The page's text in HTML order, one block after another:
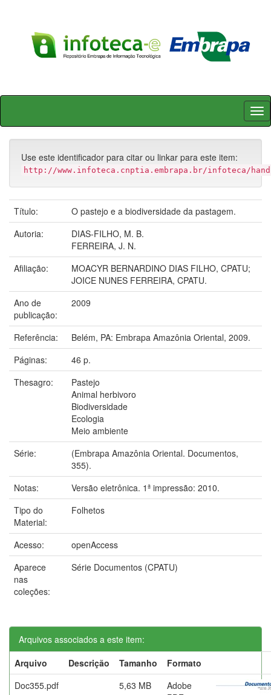
Skip
Use este identificador para citar ou linkar para este item:
http://www.infoteca.cnptia.embrapa.br/infoteca/
Título:
O pastejo e a biodiversidade da pastagem.
Autoria:
DIAS-FILHO, M. B.
FERREIRA, J. N.
Afiliação:
MOACYR BERNARDINO DIAS FILHO, CPATU;
JOICE NUNES FERREIRA, CPATU.
Ano de
publicação:
2009
Referência:
Belém, PA: Embrapa Amazônia Oriental, 2009.
Páginas:
46 p.
Thesagro:
Pastejo
Animal herbivoro
Biodiversidade
Ecologia
Meio ambiente
Série:
(Embrapa Amazônia Oriental. Documentos,
355).
Notas:
Versão eletrônica. 1ª impressão: 2010.
Tipo do
Material:
Folhetos
Acesso:
openAccess
Aparece
nas
coleções:
Série Documentos (CPATU)
Arquivos associados a este item:
Arquivo
Descrição Tamanho
Formato
Doc355.pdf
5,63 MB
Adobe